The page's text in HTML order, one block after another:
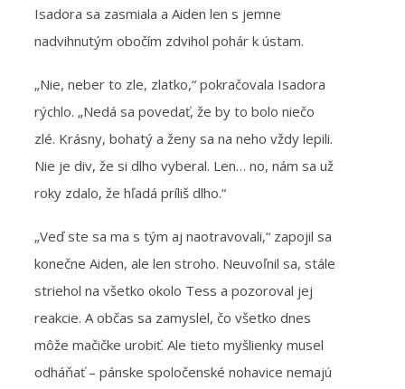
Isadora sa zasmiala a Aiden len s jemne
nadvihnutým obočím zdvihol pohár k ústam.
„Nie, neber to zle, zlatko,“ pokračovala Isadora
rýchlo. „Nedá sa povedať, že by to bolo niečo
zlé. Krásny, bohatý a ženy sa na neho vždy lepili.
Nie je div, že si dlho vyberal. Len… no, nám sa už
roky zdalo, že hľadá príliš dlho.“
„Veď ste sa ma s tým aj naotravovali,“ zapojil sa
konečne Aiden, ale len stroho. Neuvoľnil sa, stále
striehol na všetko okolo Tess a pozoroval jej
reakcie. A občas sa zamyslel, čo všetko dnes
môže mačičke urobiť. Ale tieto myšlienky musel
odháňať – pánske spoločenské nohavice nemajú